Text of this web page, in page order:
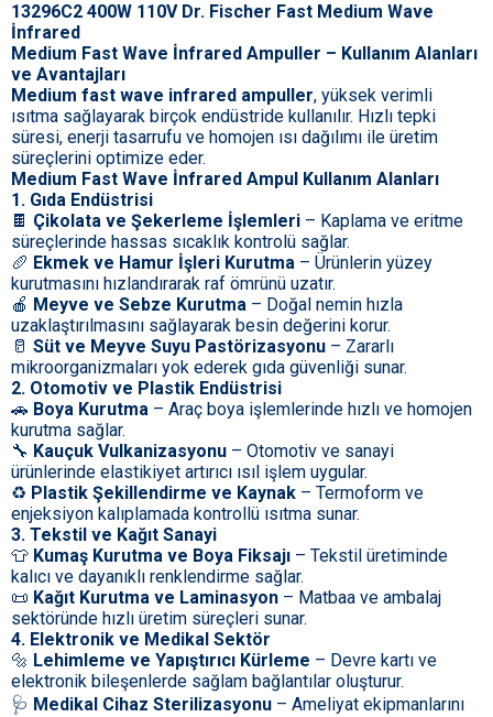
13296C2 400W 110V Dr. Fischer Fast Medium Wave
İnfrared
Medium Fast Wave İnfrared Ampuller – Kullanım Alanları
ve Avantajları
Medium fast wave infrared ampuller, yüksek verimli
ısıtma sağlayarak birçok endüstride kullanılır. Hızlı tepki
süresi, enerji tasarrufu ve homojen ısı dağılımı ile üretim
süreçlerini optimize eder.
Medium Fast Wave İnfrared Ampul Kullanım Alanları
1. Gıda Endüstrisi
🍫 Çikolata ve Şekerleme İşlemleri – Kaplama ve eritme
süreçlerinde hassas sıcaklık kontrolü sağlar.
🥖 Ekmek ve Hamur İşleri Kurutma – Ürünlerin yüzey
kurutmasını hızlandırarak raf ömrünü uzatır.
🍎 Meyve ve Sebze Kurutma – Doğal nemin hızla
uzaklaştırılmasını sağlayarak besin değerini korur.
🥛 Süt ve Meyve Suyu Pastörizasyonu – Zararlı
mikroorganizmaları yok ederek gıda güvenliği sunar.
2. Otomotiv ve Plastik Endüstrisi
🚗 Boya Kurutma – Araç boya işlemlerinde hızlı ve homojen
kurutma sağlar.
🔧 Kauçuk Vulkanizasyonu – Otomotiv ve sanayi
ürünlerinde elastikiyet artırıcı ısıl işlem uygular.
♻️ Plastik Şekillendirme ve Kaynak – Termoform ve
enjeksiyon kalıplamada kontrollü ısıtma sunar.
3. Tekstil ve Kağıt Sanayi
👕 Kumaş Kurutma ve Boya Fiksajı – Tekstil üretiminde
kalıcı ve dayanıklı renklendirme sağlar.
📜 Kağıt Kurutma ve Laminasyon – Matbaa ve ambalaj
sektöründe hızlı üretim süreçleri sunar.
4. Elektronik ve Medikal Sektör
🔩 Lehimleme ve Yapıştırıcı Kürleme – Devre kartı ve
elektronik bileşenlerde sağlam bağlantılar oluşturur.
🩺 Medikal Cihaz Sterilizasyonu – Ameliyat ekipmanlarını